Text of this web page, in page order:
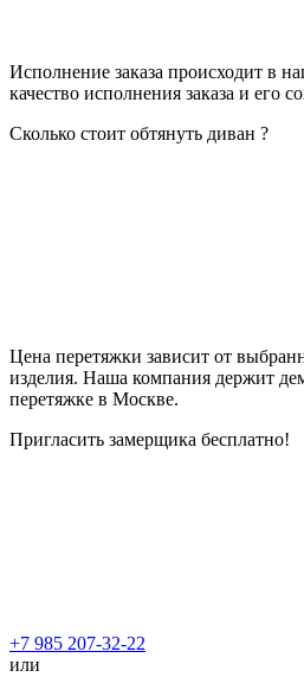
Исполнение заказа происходит в
качество исполнения заказа и его
Сколько стоит обтянуть диван ?
Цена перетяжки зависит от
изделия. Наша компания держит
перетяжке в Москве.
Пригласить замерщика бесплатно!
+7 985 207-32-22
или